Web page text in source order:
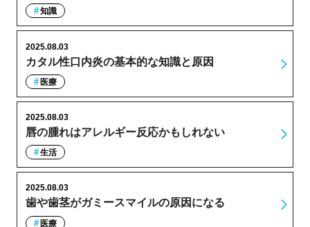
知識
カタル性口内炎の基本的な知識と原因
2025.08.03
医療
唇の腫れはアレルギー反応かもしれない
2025.08.03
生活
歯や歯茎がガミースマイルの原因になる
2025.08.03
医療